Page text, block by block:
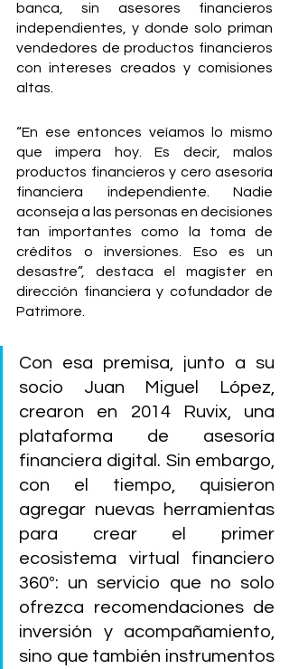
banca, sin asesores financieros
independientes, y donde solo priman
vendedores de productos financieros
con intereses creados y comisiones
altas.
“En ese entonces veíamos lo mismo
que impera hoy. Es decir, malos
productos financieros y cero asesoría
financiera independiente. Nadie
aconseja a las personas en decisiones
tan importantes como la toma de
créditos o inversiones. Eso es un
desastre”, destaca el magíster en
dirección financiera y cofundador de
Patrimore.
Con esa premisa, junto a su
socio Juan Miguel López,
crearon en 2014 Ruvix, una
plataforma de asesoría
financiera digital. Sin embargo,
con el tiempo, quisieron
agregar nuevas herramientas
para crear el primer
ecosistema virtual financiero
360º: un servicio que no solo
ofrezca recomendaciones de
inversión y acompañamiento,
sino que también instrumentos